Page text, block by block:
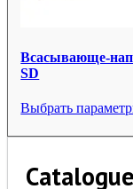
Всасывающе-
SD
Выбрать
Catalogue